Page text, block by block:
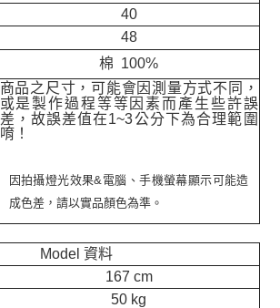
40
48
棉 100%
商品之尺寸，可能會因測量方式不同，
或是製作過程等等因素而產生些許誤
差，故誤差值在1~3公分下為合理範圍
唷！
因拍攝燈光效果&電腦、手機螢幕顯示可能造
成色差，請以實品顏色為準。
Model 資料
167 cm
50 kg